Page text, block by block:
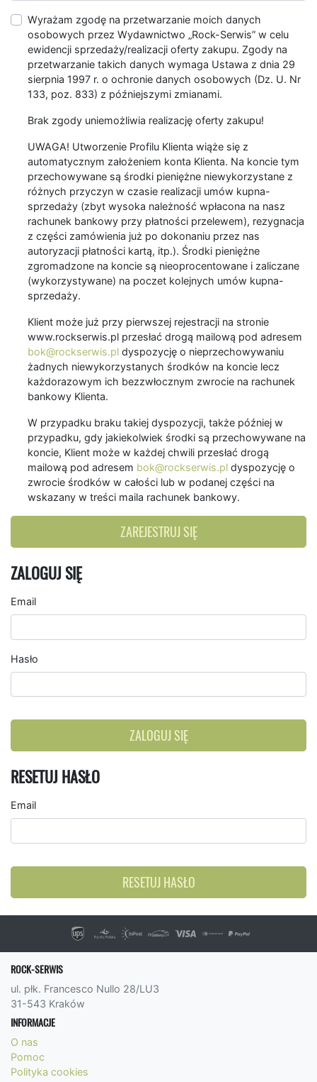
Wyrażam zgodę na przetwarzanie moich danych
osobowych przez Wydawnictwo „Rock-Serwis” w celu
ewidencji sprzedaży/realizacji oferty zakupu. Zgody na
przetwarzanie takich danych wymaga Ustawa z dnia 29
sierpnia 1997 r. o ochronie danych osobowych (Dz. U. Nr
133, poz. 833) z późniejszymi zmianami.
Brak zgody uniemożliwia realizację oferty zakupu!
UWAGA! Utworzenie Profilu Klienta wiąże się z
automatycznym założeniem konta Klienta. Na koncie tym
przechowywane są środki pieniężne niewykorzystane z
różnych przyczyn w czasie realizacji umów kupna-
sprzedaży (zbyt wysoka należność wpłacona na nasz
rachunek bankowy przy płatności przelewem), rezygnacja
z części zamówienia już po dokonaniu przez nas
autoryzacji płatności kartą, itp.). Środki pieniężne
zgromadzone na koncie są nieoprocentowane i zaliczane
(wykorzystywane) na poczet kolejnych umów kupna-
sprzedaży.
Klient może już przy pierwszej rejestracji na stronie
www.rockserwis.pl przesłać drogą mailową pod adresem
bok@rockserwis.pl dyspozycję o nieprzechowywaniu
żadnych niewykorzystanych środków na koncie lecz
każdorazowym ich bezzwłocznym zwrocie na rachunek
bankowy Klienta.
W przypadku braku takiej dyspozycji, także później w
przypadku, gdy jakiekolwiek środki są przechowywane na
koncie, Klient może w każdej chwili przesłać drogą
mailową pod adresem bok@rockserwis.pl dyspozycję o
zwrocie środków w całości lub w podanej części na
wskazany w treści maila rachunek bankowy.
ZAREJESTRUJ SIĘ
ZALOGUJ SIĘ
Email
Hasło
ZALOGUJ SIĘ
RESETUJ HASŁO
Email
RESETUJ HASŁO
ROCK-SERWIS
ul. płk. Francesco Nullo 28/LU3
31-543 Kraków
INFORMACJE
O nas
Pomoc
Polityka cookies